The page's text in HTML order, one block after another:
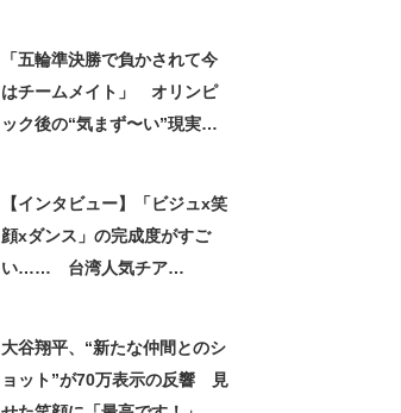
「五輪準決勝で負かされて今
はチームメイト」 オリンピ
ック後の“気まず〜い”現実に
【インタビュー】「ビジュx笑
顔xダンス」の完成度がすご
い…… 台湾人気チア
大谷翔平、“新たな仲間とのシ
ョット”が70万表示の反響 見